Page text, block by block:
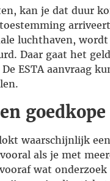
kan je dat duur
luchthaven,
Daar gaat het
ESTA aanvraag
waarschijnlijk
als je met
wat